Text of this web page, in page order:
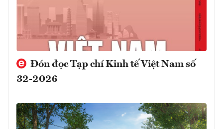
Đón đọc Tạp chí Kinh tế Việt Nam số
32-2026